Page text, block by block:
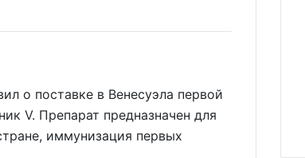
о поставке в Венесуэла первой
V. Препарат предназначен для
иммунизация первых